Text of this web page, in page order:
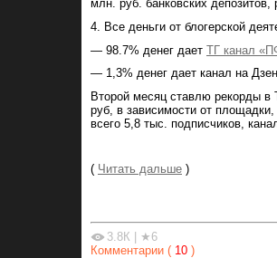
млн. руб. банковских
4. Все деньги от блогерской
— 98.7% денег дает ТГ канал
— 1,3% денег дает канал на
Второй месяц ставлю рекорды
руб, в зависимости от
всего 5,8 тыс. подписчиков,
( Читать дальше )
3.8К | ★6
Комментарии ( 10 )